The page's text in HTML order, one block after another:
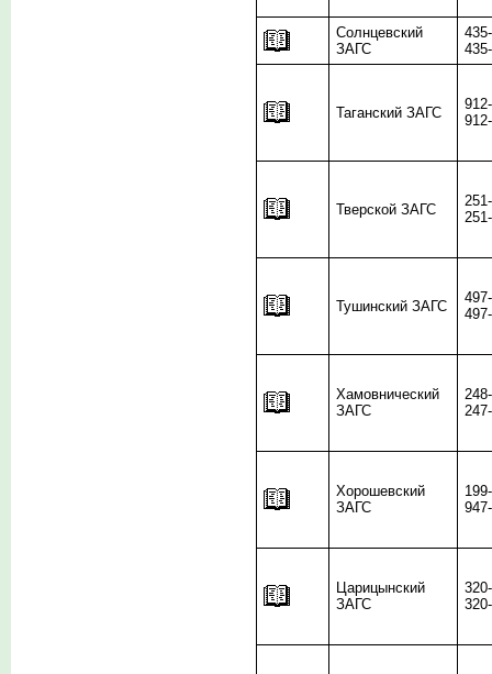
Солнцевский
ЗАГС
Таганский ЗАГС
Тверской ЗАГС
Тушинский ЗАГС
Хамовнический
ЗАГС
Хорошевский
ЗАГС
Царицынский
ЗАГС